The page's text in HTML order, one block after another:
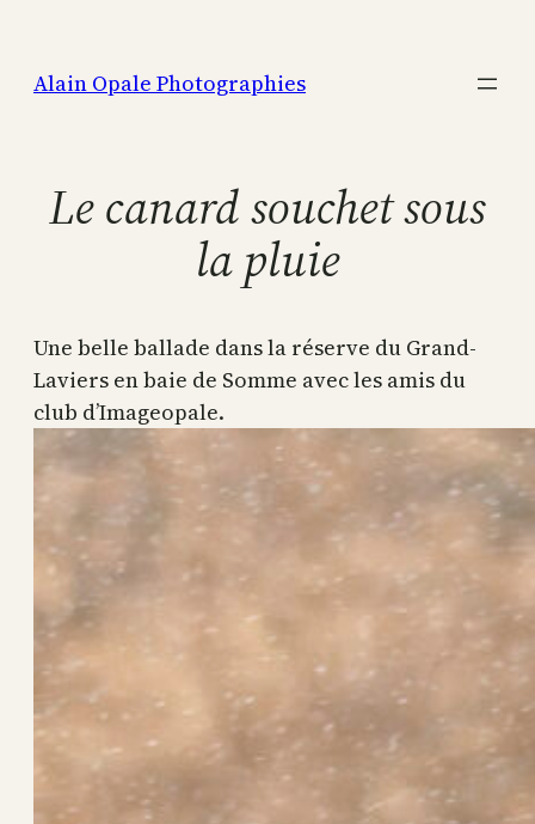
contenu
Alain Opale Photographies
Le canard souchet sous
la pluie
Une belle ballade dans la réserve du Grand-
Laviers en baie de Somme avec les amis du
club d’Imageopale.